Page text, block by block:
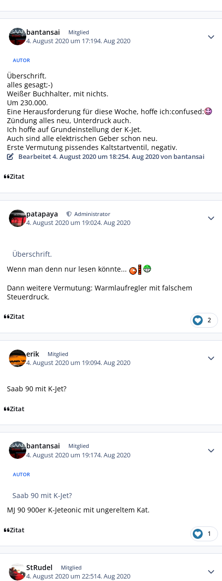
bantansai Mitglied
4. August 2020 um 17:194. Aug 2020
AUTOR
Überschrift.
alles gesagt;-)
Weißer Buchhalter, mit nichts.
Um 230.000.
Eine Herausforderung für diese Woche, hoffe ich:confused:
Zündung alles neu, Unterdruck auch.
Ich hoffe auf Grundeinstellung der K-Jet.
Auch sind alle elektrischen Geber schon neu.
Erste Vermutung pissendes Kaltstartventil, negativ.
Bearbeitet4. August 2020 um 18:254. Aug 2020von bantansai
Zitat
patapaya Administrator
4. August 2020 um 19:024. Aug 2020
Überschrift.
Wenn man denn nur lesen könnte...
Dann weitere Vermutung: Warmlaufregler mit falschem
Steuerdruck.
Zitat 2
erik Mitglied
4. August 2020 um 19:094. Aug 2020
Saab 90 mit K-Jet?
Zitat
bantansai Mitglied
4. August 2020 um 19:174. Aug 2020
AUTOR
Saab 90 mit K-Jet?
MJ 90 900er K-Jeteonic mit ungereltem Kat.
Zitat 1
StRudel Mitglied
4. August 2020 um 22:514. Aug 2020